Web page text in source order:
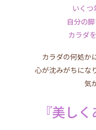
いくつ
自分の
カラダ
カラダの何処か
心が沈みがちにな
気
『美し